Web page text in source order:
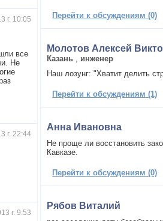
г. 10:05
все
Не
г. 22:44
г. 9:53
Перейти к обсуждениям (0)
Молотов Алексей
Казань
инженер
Наш лозунг: "Хватит делить
Перейти к обсуждениям (1)
Анна Ивановна
Не проще ли восстановить
Кавказе.
Перейти к обсуждениям (0)
Рябов Виталий